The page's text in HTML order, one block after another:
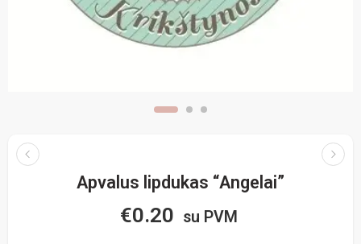
Apvalus lipdukas “Angelai”
€0.20 su PVM